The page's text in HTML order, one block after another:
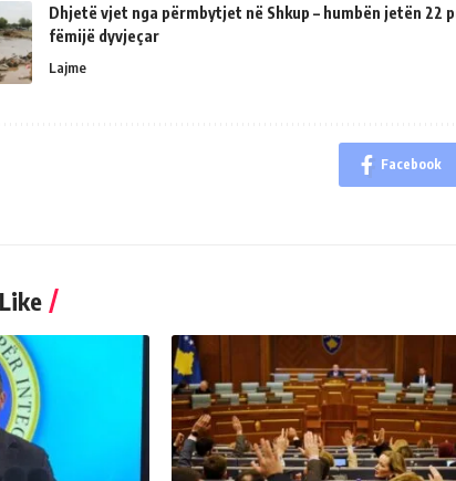
Dhjetë vjet nga përmbytjet në Shkup – humbën jetën 22
fëmijë dyvjeçar
Lajme
Facebook